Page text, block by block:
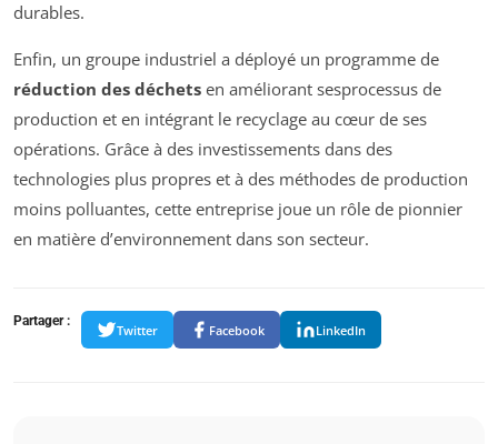
durables.
Enfin, un groupe industriel a déployé un programme de
réduction des déchets en améliorant sesprocessus de
production et en intégrant le recyclage au cœur de ses
opérations. Grâce à des investissements dans des
technologies plus propres et à des méthodes de production
moins polluantes, cette entreprise joue un rôle de pionnier
en matière d’environnement dans son secteur.
Partager :
Twitter Facebook LinkedIn